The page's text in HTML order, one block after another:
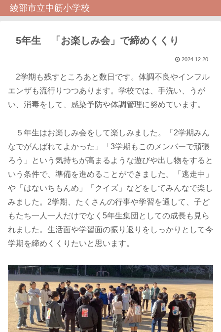
綾部市立中筋小学校
5年生 「お楽しみ会」で締めくくり
2024.12.20
2学期も残すところあと数日です。体調不良やインフル
エンザも流行りつつあります。学校では、手洗い、うが
い、消毒をして、感染予防や体調管理に努めています。
５年生はお楽しみ会をして楽しみました。「2学期みん
なでがんばれてよかった」「3学期もこのメンバーで頑張
ろう」という気持ちが高まるような遊びや出し物をすると
いう条件で、準備を進めることができました。「逃走中」
や「はないちもんめ」「クイズ」などをしてみんなで楽し
みました。2学期、たくさんの行事や学習を通して、子ど
もたち一人一人だけでなく5年生集団としての成長も見ら
れました。生活面や学習面の振り返りをしっかりとして今
学期を締めくくりたいと思います。